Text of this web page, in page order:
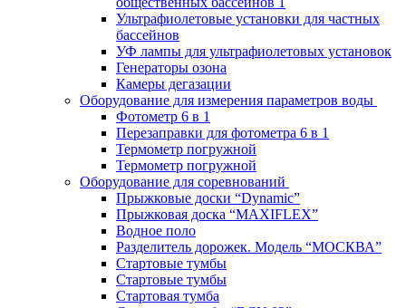
Ультрафиолетовые установки для частных
бассейнов
УФ лампы для ультрафиолетовых установок
Генераторы озона
Камеры дегазации
Оборудование для измерения параметров воды
Фотометр 6 в 1
Перезаправки для фотометра 6 в 1
Термометр погружной
Термометр погружной
Оборудование для соревнований
Прыжковые доски “Dynamic”
Прыжковая доска “MAXIFLEX”
Водное поло
Разделитель дорожек. Модель “МОСКВА”
Стартовые тумбы
Стартовые тумбы
Стартовая тумба